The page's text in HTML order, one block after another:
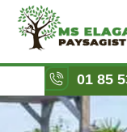
01 85